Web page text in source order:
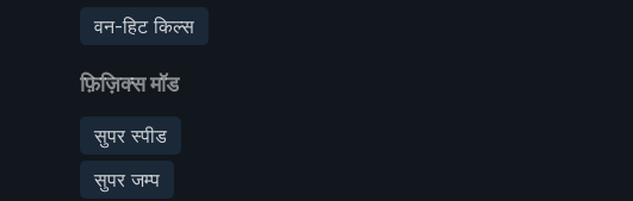
वन-हिट किल्स
फ़िज़िक्स मॉड
सुपर स्पीड
सुपर जम्प